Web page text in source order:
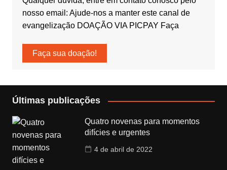
nosso email: Ajude-nos a manter este canal de
evangelização DOAÇÃO VIA PICPAY Faça
Faça sua doação!
Últimas publicações
Quatro novenas para momentos
difícies e urgentes
4 de abril de 2022